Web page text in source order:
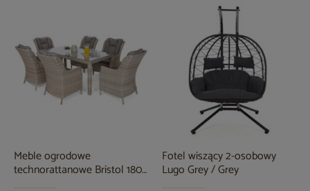
Meble ogrodowe
technorattanowe Bristol 180
Fotel wiszący 2-osobowy
Lugo Grey / Grey